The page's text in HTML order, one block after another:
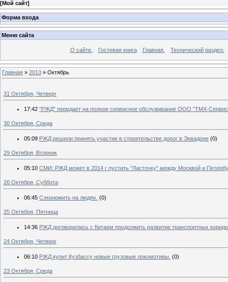
[Мой сайт]
Форма входа
Меню сайта
О сайте. Гостевая книга Главная. Технический раздел.
Главная » 2013 » Октябрь
31 Октября, Четверг
17:42 "РЖД" передает на полное сервисное обслуживание ООО "ТМХ-
30 Октября, Среда
05:09 РЖД решили принять участие в строительстве дорог в Эквадоре (0)
29 Октября, Вторник
05:10 СМИ: РЖД может в 2014 г пустить "Ласточку" между Москвой и
26 Октября, Суббота
06:45 Сэкономить на людях. (0)
25 Октября, Пятница
14:36 РЖД договорились с Китаем продолжить развитие транспортных
24 Октября, Четверг
06:10 РЖД купит Кузбассу новые грузовые локомотивы. (0)
23 Октября, Среда